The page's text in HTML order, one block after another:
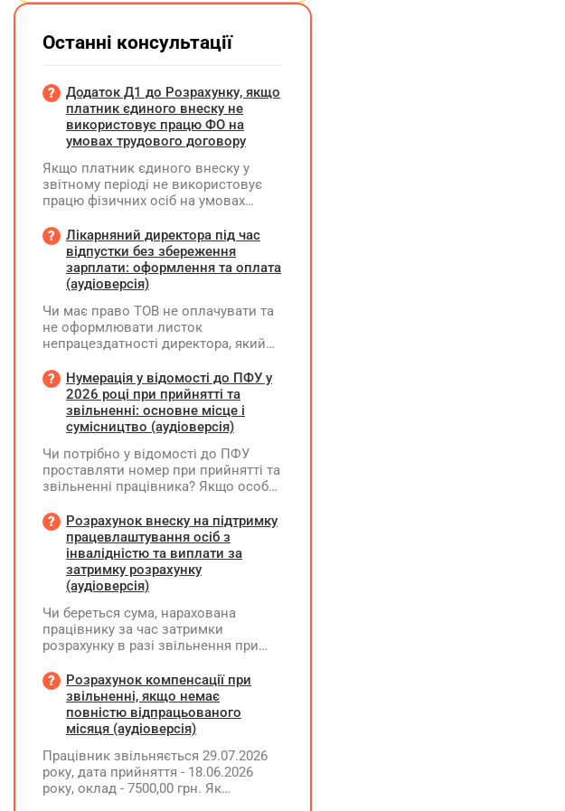
Останні консультації
Додаток Д1 до Розрахунку, якщо
платник єдиного внеску не
використовує працю ФО на
умовах трудового договору
Якщо платник єдиного внеску у
звітному періоді не використовує
працю фізичних осіб на умовах
на інших умовах, передбачених
законодавством, Додаток Д1/
Додаток ФІЗ-Д1 за відповідний
період не подається
Лікарняний директора під час
відпустки без збереження
зарплати: оформлення та оплата
(аудіоверсія)
Чи має право ТОВ не оплачувати та
не оформлювати листок
непрацездатності директора, який
збереження заробітної плати під час
призупинення діяльності
підприємства?
Нумерація у відомості до ПФУ у
2026 році при прийнятті та
звільненні: основне місце і
сумісництво (аудіоверсія)
Чи потрібно у відомості до ПФУ
проставляти номер при прийнятті та
звільненні працівника? Якщо особа
місцем роботи та за сумісництвом,
чи рахується це як два роботодавці?
Розрахунок внеску на підтримку
працевлаштування осіб з
інвалідністю та виплати за
затримку розрахунку
(аудіоверсія)
Чи береться сума, нарахована
працівнику за час затримки
розрахунку в разі звільнення при
заробітної плати (винагороди), для
розрахунку внеску на підтримку
працевлаштування осіб з
інвалідністю?
Розрахунок компенсації при
звільненні, якщо немає
повністю відпрацьованого
місяця (аудіоверсія)
Працівник звільняється 29.07.2026
року, дата прийняття - 18.06.2026
року, оклад - 7500,00 грн. Як